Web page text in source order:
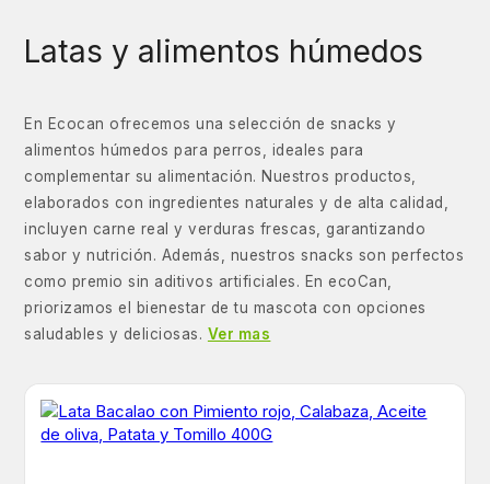
Latas y alimentos húmedos
En Ecocan ofrecemos una selección de snacks y
alimentos húmedos para perros, ideales para
complementar su alimentación. Nuestros productos,
elaborados con ingredientes naturales y de alta calidad,
incluyen carne real y verduras frescas, garantizando
sabor y nutrición. Además, nuestros snacks son perfectos
como premio sin aditivos artificiales. En ecoCan,
priorizamos el bienestar de tu mascota con opciones
saludables y deliciosas. Ver mas